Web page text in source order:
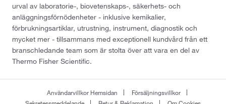
urval av laboratorie-, biovetenskaps-, säkerhets- och
anläggningsförnödenheter - inklusive kemikalier,
förbrukningsartiklar, utrustning, instrument, diagnostik och
mycket mer - tillsammans med exceptionell kundvård från ett
branschledande team som är stolta över att vara en del av
Thermo Fisher Scientific.
Användarvillkor Hemsidan
Försäljningsvillkor